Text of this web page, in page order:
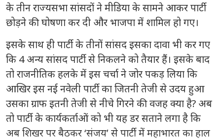
के तीन राज्यसभा सांसदों ने मीडिया के सामने आकर पार्टी
छोड़ने की घोषणा कर दी और भाजपा में शामिल हो गए।
इसके साथ ही पार्टी के तीनों सांसद इसका दावा भी कर गए
कि 4 अन्य सांसद पार्टी से निकलने को तैयार हैं। इसके बाद
तो राजनीतिक हलके में इस चर्चा ने जोर पकड़ लिया कि
आखिर इस नई नवेली पार्टी का जितनी तेजी से उदय हुआ
उसका ग्राफ इतनी तेजी से नीचे गिरने की वजह क्या है? अब
तो पार्टी के कार्यकर्ताओं को भी यह डर सताने लगा है कि
अब शिखर पर बैठकर ‘संजय’ से पार्टी में महाभारत का हाल